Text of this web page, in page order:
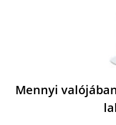
Mennyi